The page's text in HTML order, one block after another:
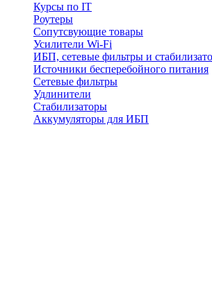
Курсы по IT
Роутеры
Сопутсвующие товары
Усилители Wi-Fi
ИБП, сетевые фильтры и
Источники бесперебойного питания
Сетевые фильтры
Удлинители
Стабилизаторы
Аккумуляторы для ИБП